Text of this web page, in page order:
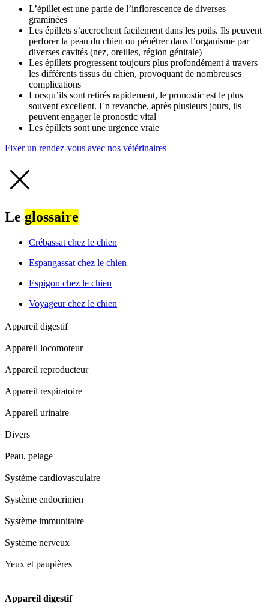
L’épillet est une partie de l’inflorescence de diverses
graminées
Les épillets s’accrochent facilement dans les poils. Ils peuvent
perforer la peau du chien ou pénétrer dans l’organisme par
diverses cavités (nez, oreilles, région génitale)
Les épillets progressent toujours plus profondément à travers
les différents tissus du chien, provoquant de nombreuses
complications
Lorsqu’ils sont retirés rapidement, le pronostic est le plus
souvent excellent. En revanche, après plusieurs jours, ils
peuvent engager le pronostic vital
Les épillets sont une urgence vraie
Fixer un rendez-vous avec nos vétérinaires
Le glossaire
Crébassat chez le chien
Espangassat chez le chien
Espigon chez le chien
Voyageur chez le chien
Appareil digestif
Appareil locomoteur
Appareil reproducteur
Appareil respiratoire
Appareil urinaire
Divers
Peau, pelage
Système cardiovasculaire
Système endocrinien
Système immunitaire
Système nerveux
Yeux et paupières
Appareil digestif